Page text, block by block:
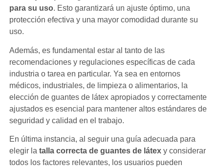
para su uso. Esto garantizará un ajuste óptimo, una
protección efectiva y una mayor comodidad durante su
uso.
Además, es fundamental estar al tanto de las
recomendaciones y regulaciones específicas de cada
industria o tarea en particular. Ya sea en entornos
médicos, industriales, de limpieza o alimentarios, la
elección de guantes de látex apropiados y correctamente
ajustados es esencial para mantener altos estándares de
seguridad y calidad en el trabajo.
En última instancia, al seguir una guía adecuada para
elegir la talla correcta de guantes de látexy considerar
todos los factores relevantes, los usuarios pueden